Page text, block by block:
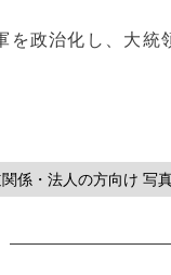
政治化し、大統
関係・法人の方向け 写